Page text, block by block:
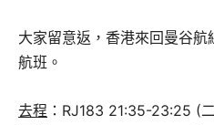
大家留意返，香港來回曼谷
航班。
去程 ：RJ183 21:35-23:25 (